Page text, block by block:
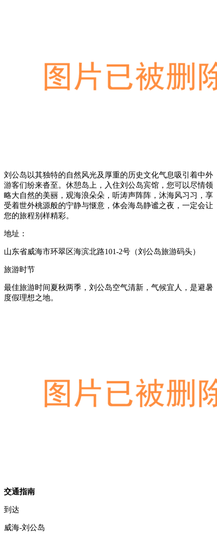
刘公岛以其独特的自然风光及厚重的历史文化气息吸引着中外
游客们纷来沓至。休憩岛上，入住刘公岛宾馆，您可以尽情领
略大自然的美丽，观海浪朵朵，听涛声阵阵，沐海风习习，享
受着世外桃源般的宁静与惬意，体会海岛静谧之夜，一定会让
您的旅程别样精彩。
地址：
山东省威海市环翠区海滨北路101-2号（刘公岛旅游码头）
旅游时节
最佳旅游时间夏秋两季，刘公岛空气清新，气候宜人，是避暑
度假理想之地。
交通指南
到达
威海-刘公岛